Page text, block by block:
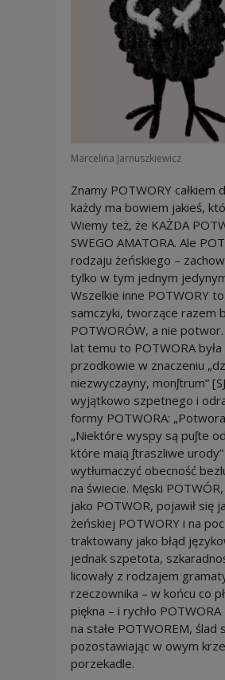
Marcelina Jarnuszkiewicz
Znamy POTWORY całkiem
każdy ma bowiem jakieś,
Wiemy też, że KAŻDA
SWEGO AMATORA. Ale
rodzaju żeńskiego –
tylko w tym jednym
Wszelkie inne POTWORY
samczyki, tworzące razem
POTWORÓW, a nie
lat temu to POTWORA
przodkowie w znaczeniu
niezwyczayny, monʃtrum”
wyjątkowo szpetnego i
formy POTWORA:
„Niektóre wyspy są puʃte
które maią ʃtraszliwe
wytłumaczyć obecność
na świecie. Męski
jako POTWOR, pojawił się
żeńskiej POTWORY i na
traktowany jako błąd
jednak szpetota,
licowały z rodzajem
rzeczownika – w końcu co
piękna – i rychło
na stałe POTWOREM,
pozostawiając w owym
porzekadle.